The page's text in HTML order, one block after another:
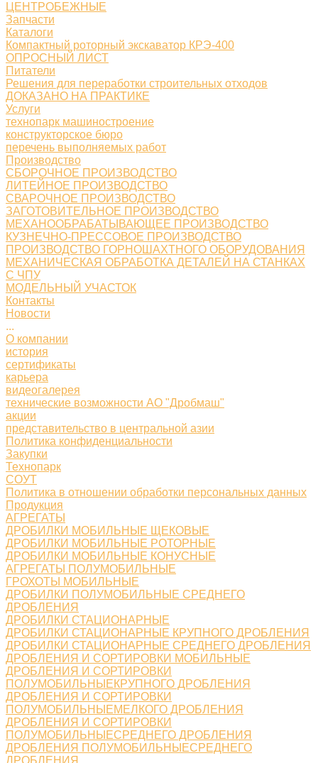
ЦЕНТРОБЕЖНЫЕ
Запчасти
Каталоги
Компактный роторный экскаватор КРЭ-400
ОПРОСНЫЙ ЛИСТ
Питатели
Решения для переработки строительных отходов
ДОКАЗАНО НА ПРАКТИКЕ
Услуги
технопарк машиностроение
конструкторское бюро
перечень выполняемых работ
Производство
СБОРОЧНОЕ ПРОИЗВОДСТВО
ЛИТЕЙНОЕ ПРОИЗВОДСТВО
СВАРОЧНОЕ ПРОИЗВОДСТВО
ЗАГОТОВИТЕЛЬНОЕ ПРОИЗВОДСТВО
МЕХАНООБРАБАТЫВАЮЩЕЕ ПРОИЗВОДСТВО
КУЗНЕЧНО-ПРЕССОВОЕ ПРОИЗВОДСТВО
ПРОИЗВОДСТВО ГОРНОШАХТНОГО ОБОРУДОВАНИЯ
МЕХАНИЧЕСКАЯ ОБРАБОТКА ДЕТАЛЕЙ НА СТАНКАХ
С ЧПУ
МОДЕЛЬНЫЙ УЧАСТОК
Контакты
Новости
...
О компании
история
сертификаты
карьера
видеогалерея
технические возможности АО "Дробмаш"
акции
представительство в центральной азии
Политика конфиденциальности
Закупки
Технопарк
СОУТ
Политика в отношении обработки персональных данных
Продукция
АГРЕГАТЫ
ДРОБИЛКИ МОБИЛЬНЫЕ ЩЕКОВЫЕ
ДРОБИЛКИ МОБИЛЬНЫЕ РОТОРНЫЕ
ДРОБИЛКИ МОБИЛЬНЫЕ КОНУСНЫЕ
АГРЕГАТЫ ПОЛУМОБИЛЬНЫЕ
ГРОХОТЫ МОБИЛЬНЫЕ
ДРОБИЛКИ ПОЛУМОБИЛЬНЫЕ СРЕДНЕГО
ДРОБЛЕНИЯ
ДРОБИЛКИ СТАЦИОНАРНЫЕ
ДРОБИЛКИ СТАЦИОНАРНЫЕ КРУПНОГО ДРОБЛЕНИЯ
ДРОБИЛКИ СТАЦИОНАРНЫЕ СРЕДНЕГО ДРОБЛЕНИЯ
ДРОБЛЕНИЯ И СОРТИРОВКИ МОБИЛЬНЫЕ
ДРОБЛЕНИЯ И СОРТИРОВКИ
ПОЛУМОБИЛЬНЫЕКРУПНОГО ДРОБЛЕНИЯ
ДРОБЛЕНИЯ И СОРТИРОВКИ
ПОЛУМОБИЛЬНЫЕМЕЛКОГО ДРОБЛЕНИЯ
ДРОБЛЕНИЯ И СОРТИРОВКИ
ПОЛУМОБИЛЬНЫЕСРЕДНЕГО ДРОБЛЕНИЯ
ДРОБЛЕНИЯ ПОЛУМОБИЛЬНЫЕСРЕДНЕГО
ДРОБЛЕНИЯ